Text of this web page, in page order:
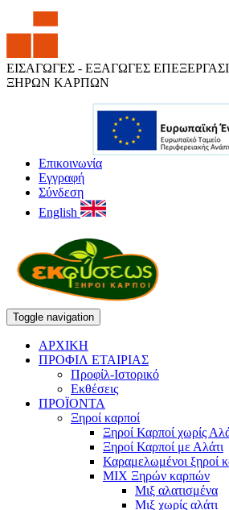
ΕΙΣΑΓΩΓΕΣ - ΕΞΑΓΩΓΕΣ
ΞΗΡΩΝ ΚΑΡΠΩΝ
Επικοινωνία
Εγγραφή
Σύνδεση
English
Toggle navigation
ΑΡΧΙΚΗ
ΠΡΟΦΙΛ ΕΤΑΙΡΙΑΣ
Προφίλ-Ιστορικό
Εκθέσεις
ΠΡΟΪΟΝΤΑ
Ξηροί καρποί
Ξηροί Καρποί χωρίς
Ξηροί Καρποί με Αλάτι
Καραμελωμένοι ξηροί
ΜΙΧ Ξηρών καρπών
Μιξ αλατισμένα
Μιξ χωρίς αλάτι